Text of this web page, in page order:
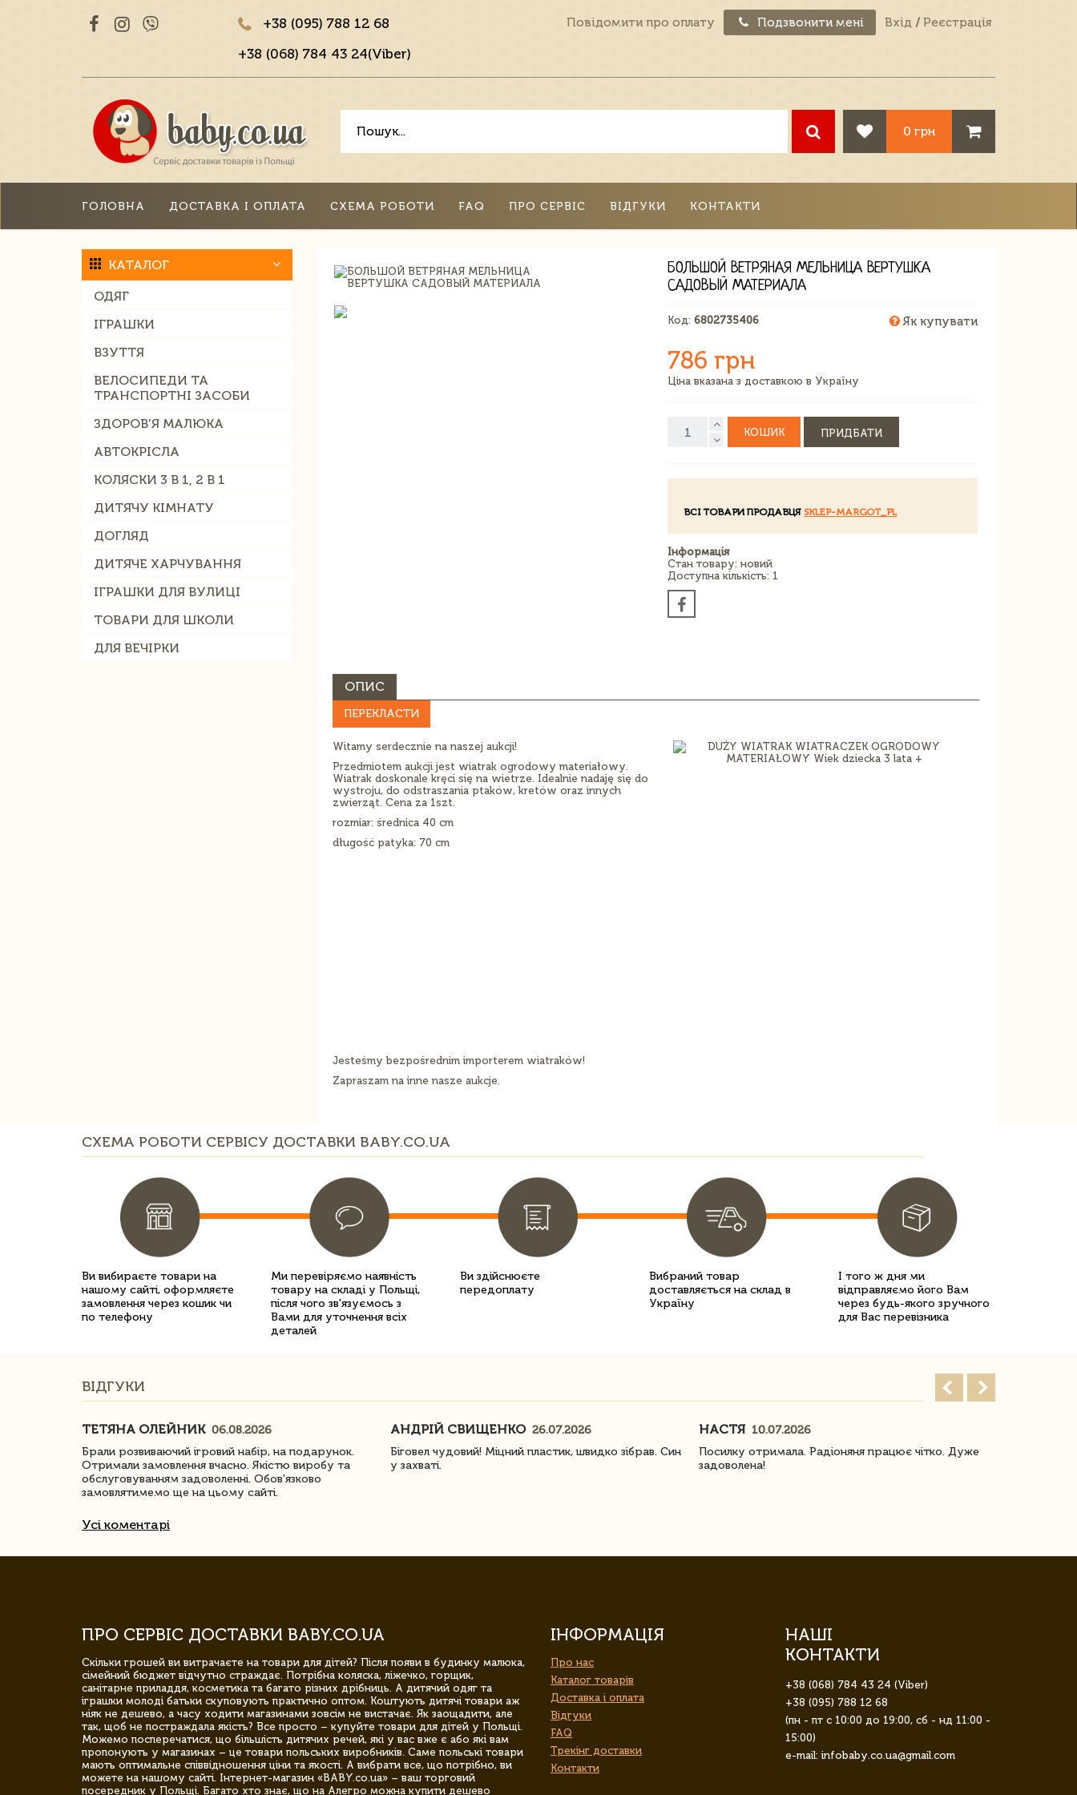
+38 (095) 788 12 68
+38 (068) 784 43 24(Viber)
Повідомити про оплату Подзвонити мені Вхід / Реєстрація
0 грн
ГОЛОВНА ДОСТАВКА І ОПЛАТА СХЕМА РОБОТИ FAQ ПРО СЕРВІС ВІДГУКИ КОНТАКТИ
КАТАЛОГ
ОДЯГ
ІГРАШКИ
ВЗУТТЯ
ВЕЛОСИПЕДИ ТА
ТРАНСПОРТНІ ЗАСОБИ
ЗДОРОВ'Я МАЛЮКА
АВТОКРІСЛА
КОЛЯСКИ 3 В 1, 2 В 1
ДИТЯЧУ КІМНАТУ
ДОГЛЯД
ДИТЯЧЕ ХАРЧУВАННЯ
ІГРАШКИ ДЛЯ ВУЛИЦІ
ТОВАРИ ДЛЯ ШКОЛИ
ДЛЯ ВЕЧІРКИ
БОЛЬШОЙ ВЕТРЯНАЯ МЕЛЬНИЦА ВЕРТУШКА
САДОВЫЙ МАТЕРИАЛА
Код:6802735406 Як купувати
786 грн
Ціна вказана з доставкою в Україну
КОШИК ПРИДБАТИ
ВСІ ТОВАРИ ПРОДАВЦЯSKLEP-MARGOT_PL
Інформація
Стан товару: новий
Доступна кількість: 1
ОПИС
ПЕРЕКЛАСТИ
Witamy serdecznie na naszej aukcji!
Przedmiotem aukcji jest wiatrak ogrodowy materiałowy.
Wiatrak doskonale kręci się na wietrze. Idealnie nadaję się do
wystroju, do odstraszania ptaków, kretów oraz innych
zwierząt. Cena za 1szt.
rozmiar: średnica 40 cm
długość patyka: 70 cm
Jesteśmy bezpośrednim importerem wiatraków!
Zapraszam na inne nasze aukcje.
СХЕМА РОБОТИ СЕРВІСУ ДОСТАВКИ BABY.CO.UA
Ви вибираєте товари на
нашому сайті, оформляєте
замовлення через кошик чи
по телефону
Ми перевіряємо наявність
товару на складі у Польщі,
після чого зв'язуємось з
Вами для уточнення всіх
деталей
Ви здійснюєте
передоплату
Вибраний товар
доставляється на склад в
Україну
І того ж дня ми
відправляємо його Вам
через будь-якого зручного
для Вас перевізника
ВІДГУКИ
ТЕТЯНА ОЛЕЙНИК 06.08.2026
Брали розвиваючий ігровий набір, на подарунок.
Отримали замовлення вчасно. Якістю виробу та
обслуговуванням задоволенні. Обов'язково
замовлятимемо ще на цьому сайті.
АНДРІЙ СВИЩЕНКО 26.07.2026
Біговел чудовий! Міцний пластик, швидко зібрав. Син
у захваті.
НАСТЯ 10.07.2026
Посилку отримала. Радіоняня працює чітко. Дуже
задоволена!
Усі коментарі
ПРО СЕРВІС ДОСТАВКИ BABY.CO.UA
Скільки грошей ви витрачаєте на товари для дітей? Після появи в будинку малюка,
сімейний бюджет відчутно страждає. Потрібна коляска, ліжечко, горщик,
санітарне приладдя, косметика та багато різних дрібниць. А дитячий одяг та
іграшки молоді батьки скуповують практично оптом. Коштують дитячі товари аж
ніяк не дешево, а часу ходити магазинами зовсім не вистачає. Як заощадити, але
так, щоб не постраждала якість? Все просто – купуйте товари для дітей у Польщі.
Можемо посперечатися, що більшість дитячих речей, які у вас вже є або які вам
пропонують у магазинах – це товари польських виробників. Саме польські товари
мають оптимальне співвідношення ціни та якості. А вибрати все, що потрібно, ви
можете на нашому сайті. Інтернет-магазин «BABY.co.ua» – ваш торговий
посередник у Польщі. Багато хто знає, що на Алегро можна купити дешево
ІНФОРМАЦІЯ
Про нас
Каталог товарів
Доставка і оплата
Відгуки
FAQ
Трекінг доставки
Контакти
НАШІ
КОНТАКТИ
+38 (068) 784 43 24 (Viber)
+38 (095) 788 12 68
(пн - пт с 10:00 до 19:00, сб - нд 11:00 -
15:00)
e-mail: infobaby.co.ua@gmail.com